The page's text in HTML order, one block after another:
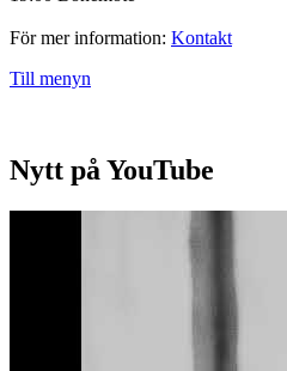
För mer information: Kontakt
Till menyn
Nytt på YouTube